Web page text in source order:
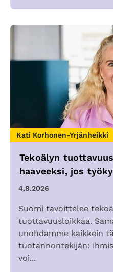
Kati Korhonen-Yrjänheikki
Tekoälyn
haaveeksi, jos
4.8.2026
Suomi tavoittelee
tuottavuusloikkaa.
unohdamme kaikkein
tuotannontekijän:
voi...